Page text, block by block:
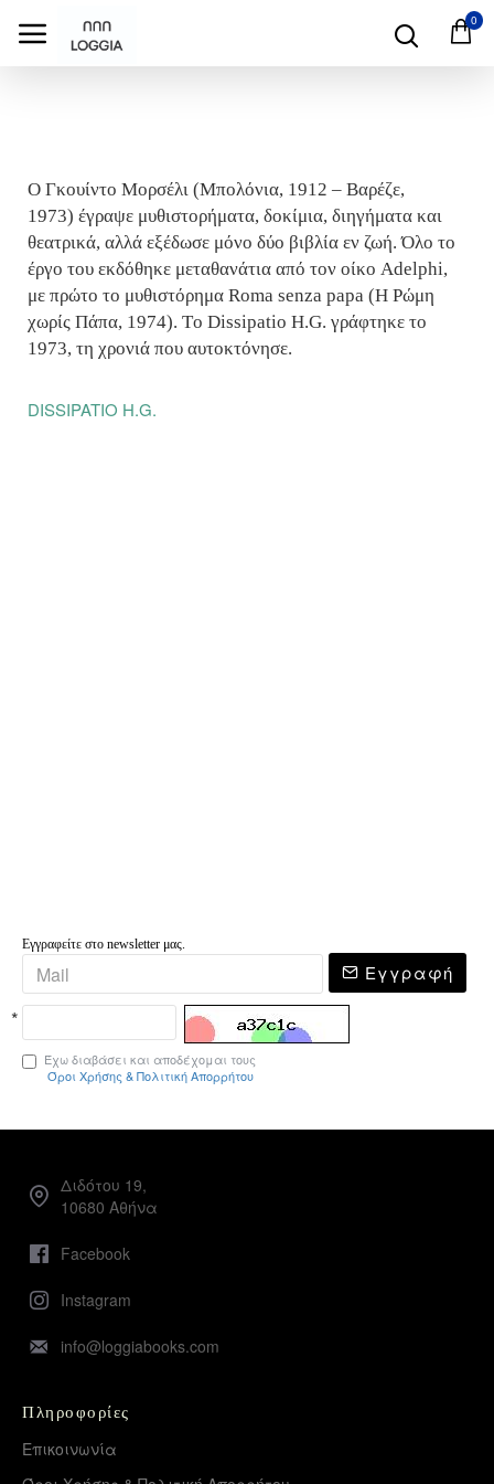
0
Ο Γκουίντο Μορσέλι (Μπολόνια, 1912 – Βαρέζε,
1973) έγραψε μυθιστορήματα, δοκίμια, διηγήματα και
θεατρικά, αλλά εξέδωσε μόνο δύο βιβλία εν ζωή. Όλο το
έργο του εκδόθηκε μεταθανάτια από τον οίκο Adelphi,
με πρώτο το μυθιστόρημα Roma senza papa (Η Ρώμη
χωρίς Πάπα, 1974). Tο Dissipatio H.G. γράφτηκε το
1973, τη χρονιά που αυτοκτόνησε.
DISSIPATIO H.G.
Εγγραφείτε στο newsletter μας.
Εγγραφή
Έχω διαβάσει και αποδέχομαι τους
Όροι Χρήσης & Πολιτική Απορρήτου
Διδότου 19,
10680 Αθήνα
Facebook
Instagram
info@loggiabooks.com
Πληροφορίες
Επικοινωνία